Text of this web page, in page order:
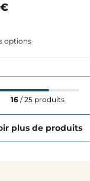
options
16/ 25 produits
plus de produits